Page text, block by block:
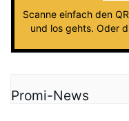
Scanne einfach den
und los gehts. Oder
Promi-News